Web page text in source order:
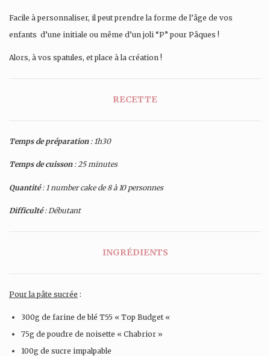
Facile à personnaliser, il peut prendre la forme de l’âge de vos
enfants d’une initiale ou même d’un joli “P” pour Pâques !
Alors, à vos spatules, et place à la création !
RECETTE
Temps de préparation: 1h30
Temps de cuisson: 25 minutes
Quantité: 1 number cake de 8 à 10 personnes
Difficulté: Débutant
INGRÉDIENTS
Pour la pâte sucrée :
300g de farine de blé T55 « Top Budget «
75g de poudre de noisette « Chabrior »
100g de sucre impalpable